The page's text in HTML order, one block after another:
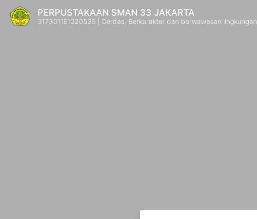
PERPUSTAKAAN SMAN 33 JAKARTA
3173011E1020535 | Cerdas, Berkarakter dan berwawasan lingkungan